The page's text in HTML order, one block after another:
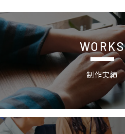
WORKS
制作実績
制作実績
採用情報 特設サイトの詳細ページへ